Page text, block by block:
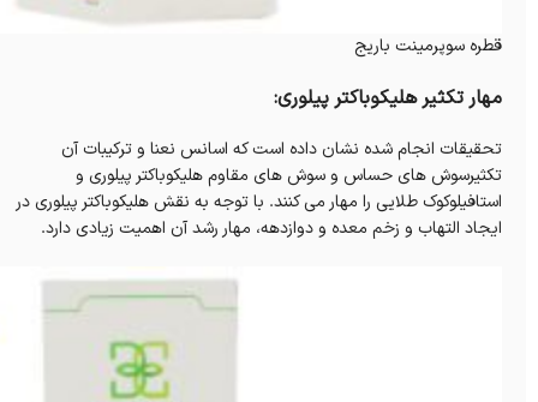
قطره سوپرمینت باریج
مهار تکثیر هلیکوباکتر پیلوری:
تحقیقات انجام شده نشان داده است که اسانس نعنا و ترکیبات آن
تکثیرسوش های حساس و سوش های مقاوم هلیکوباکتر پیلوری و
استافیلوکوک طلایی را مهار می کنند. با توجه به نقش هلیکوباکتر پیلوری در
ایجاد التهاب و زخم معده و دوازدهه، مهار رشد آن اهمیت زیادی دارد.